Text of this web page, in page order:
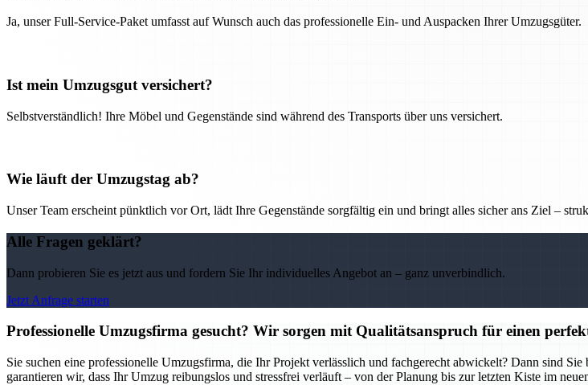
Ja, unser Full-Service-Paket umfasst auf Wunsch auch das professionelle Ein- und Auspacken Ihrer Umzugsgüter.
Ist mein Umzugsgut versichert?
Selbstverständlich! Ihre Möbel und Gegenstände sind während des Transports über uns versichert.
Wie läuft der Umzugstag ab?
Unser Team erscheint pünktlich vor Ort, lädt Ihre Gegenstände sorgfältig ein und bringt alles sicher ans Ziel –
Alle Fragen geklärt?
Dann probieren Sie es jetzt aus und fordern Sie Ihr individuelles Angebot an – ganz unverbindlich.
Jetzt Anfrage starten
Professionelle Umzugsfirma gesucht? Wir sorgen mit Qualitätsanspruch für einen
Sie suchen eine professionelle Umzugsfirma, die Ihr Projekt verlässlich und fachgerecht abwickelt? Dann sind
garantieren wir, dass Ihr Umzug reibungslos und stressfrei verläuft – von der Planung bis zur letzten Kiste im